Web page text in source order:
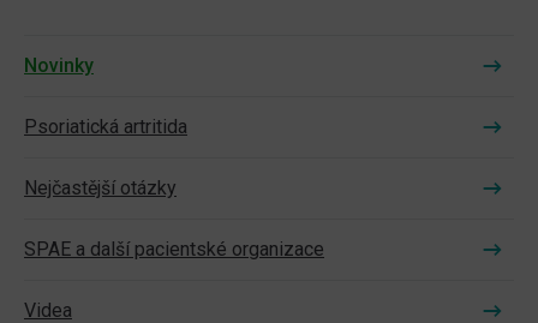
Novinky
Psoriatická artritida
Nejčastější otázky
SPAE a další pacientské organizace
Videa